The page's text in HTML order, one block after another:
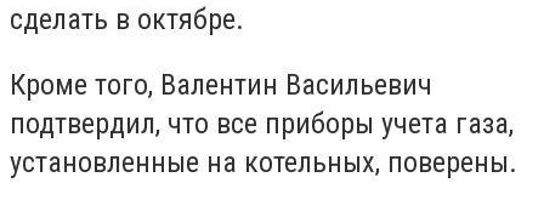
сделать в октябре.
Кроме того, Валентин Васильевич
подтвердил, что все приборы учета газа,
установленные на котельных, поверены.